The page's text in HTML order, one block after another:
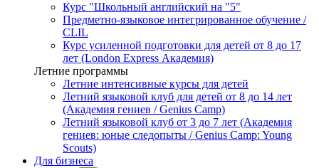
Курс "Школьный английский на "5"
Предметно-языковое интегрированное обучение /
CLIL
Курс усиленной подготовки для детей от 8 до 17
лет (London Express Академия)
Летние программы
Летние интенсивные курсы для детей
Летний языковой клуб для детей от 8 до 14 лет
(Академия гениев / Genius Camp)
Летний языковой клуб от 3 до 7 лет (Академия
гениев: юные следопыты / Genius Camp: Young
Scouts)
Для бизнеса